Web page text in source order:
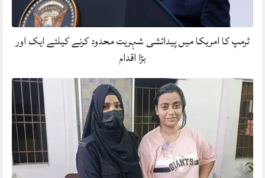
ٹرمپ کا امریکا میں پیدائشی شہریت محدود کرنے کیلئے ایک اور
بڑا اقدام